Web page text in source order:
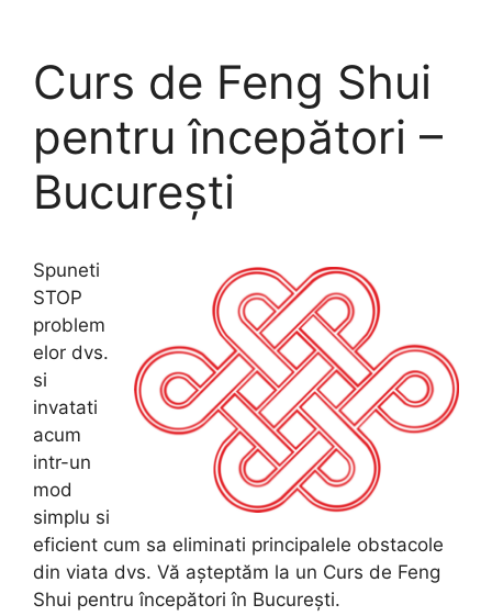
contentCurs de Feng Shui
pentru începători –
București
Spuneti
STOP
problem
elor dvs.
si
invatati
acum
intr-un
mod
simplu si
eficient cum sa eliminati principalele obstacole
din viata dvs. Vă așteptăm la un Curs de Feng
Shui pentru începători în București.